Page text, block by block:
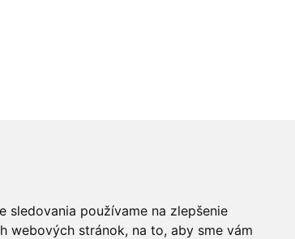
sledovania používame na zlepšenie
webových stránok, na to, aby sme vám